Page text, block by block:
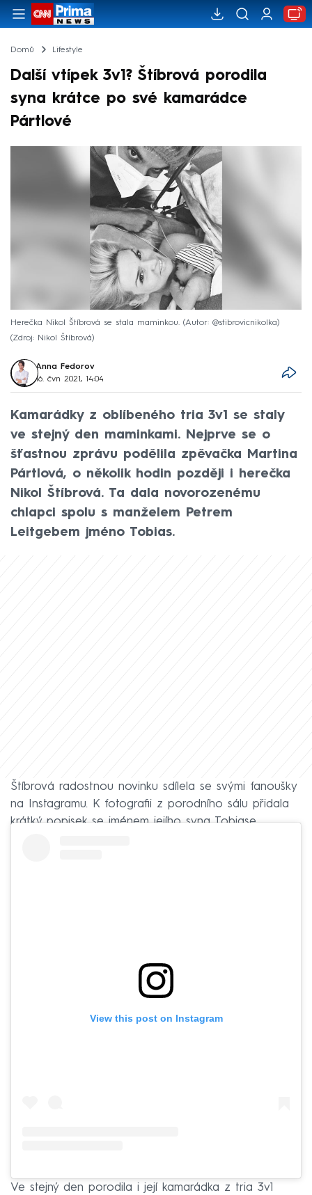
Domů Lifestyle
Další vtípek 3v1? Štíbrová porodila
syna krátce po své kamarádce
Pártlové
Herečka Nikol Štíbrová se stala maminkou. (Autor: @stibrovicnikolka)
Zdroj: Nikol Štíbrová
Anna Fedorov
16. čvn 2021, 14:04
Kamarádky z oblíbeného tria 3v1 se staly
ve stejný den maminkami. Nejprve se o
šťastnou zprávu podělila zpěvačka Martina
Pártlová, o několik hodin později i herečka
Nikol Štíbrová. Ta dala novorozenému
chlapci spolu s manželem Petrem
Leitgebem jméno Tobias.
Štíbrová radostnou novinku sdílela se svými fanoušky
na Instagramu. K fotografii z porodního sálu přidala
krátký popisek se jménem jejího syna Tobiase.
View this post on Instagram
Ve stejný den porodila i její kamarádka z tria 3v1